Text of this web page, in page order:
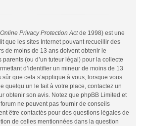
Privacy Protection Actde 1998) est une
que les sites Internet pouvant recueillir des
de moins de 13 ans doivent obtenir le
parents (ou d’un tuteur légal) pour la collecte
d’identifier un mineur de moins de 13
sûr que cela s’applique à vous, lorsque vous
quelqu’un le fait à votre place, contactez un
obtenir son avis. Notez que phpBB Limited et
ne peuvent pas fournir de conseils
être contactés pour des questions légales de
de celles mentionnées dans la question